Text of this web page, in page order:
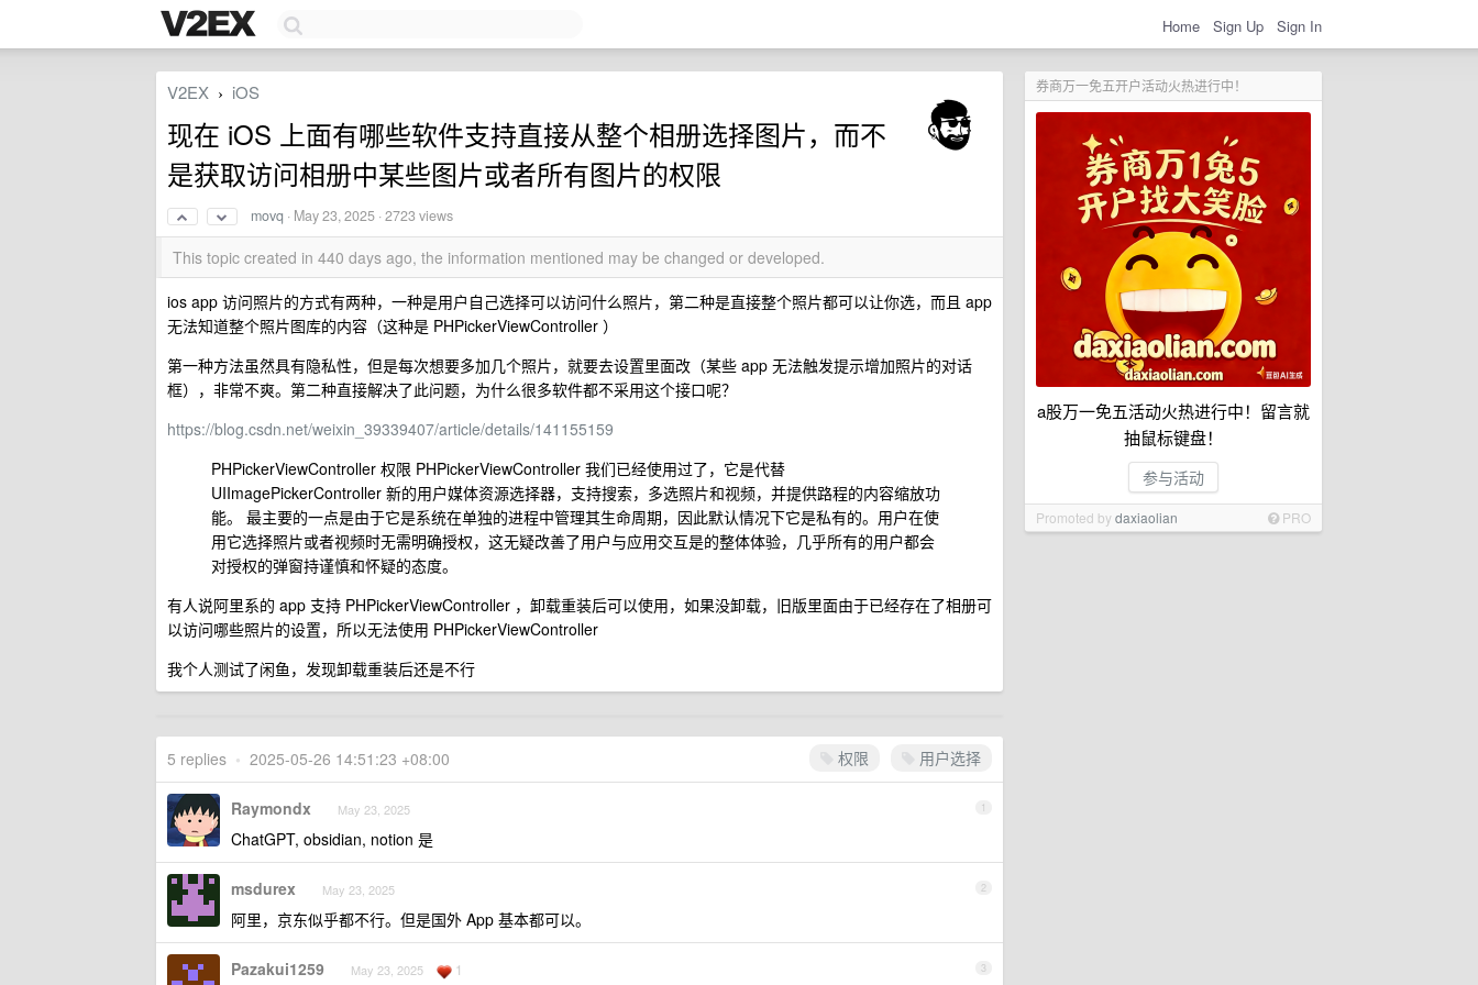
Home Sign Up Sign In
券商万一免五开户活动火热进行中！
a股万一免五活动火热进行中！留言就
抽鼠标键盘！
参与活动
Promoted bydaxiaolian PRO
V2EX › iOS
现在 iOS 上面有哪些软件支持直接从整个相册选择图片，而不
是获取访问相册中某些图片或者所有图片的权限
movq · May 23, 2025 · 2723 views
This topic created in 440 days ago, the information mentioned may be changed or developed.
ios app 访问照片的方式有两种，一种是用户自己选择可以访问什么照片，第二种是直接整个照片都可以让你选，而且 app
无法知道整个照片图库的内容（这种是 PHPickerViewController ）
第一种方法虽然具有隐私性，但是每次想要多加几个照片，就要去设置里面改（某些 app 无法触发提示增加照片的对话
框），非常不爽。第二种直接解决了此问题，为什么很多软件都不采用这个接口呢？
https://blog.csdn.net/weixin_39339407/article/details/141155159
PHPickerViewController 权限 PHPickerViewController 我们已经使用过了，它是代替
UIImagePickerController 新的用户媒体资源选择器，支持搜索，多选照片和视频，并提供路程的内容缩放功
能。 最主要的一点是由于它是系统在单独的进程中管理其生命周期，因此默认情况下它是私有的。用户在使
用它选择照片或者视频时无需明确授权，这无疑改善了用户与应用交互是的整体体验，几乎所有的用户都会
对授权的弹窗持谨慎和怀疑的态度。
有人说阿里系的 app 支持 PHPickerViewController ，卸载重装后可以使用，如果没卸载，旧版里面由于已经存在了相册可
以访问哪些照片的设置，所以无法使用 PHPickerViewController
我个人测试了闲鱼，发现卸载重装后还是不行
权限 用户选择
5 replies • 2025-05-26 14:51:23 +08:00
1
Raymondx May 23, 2025
ChatGPT, obsidian, notion 是
2
msdurex May 23, 2025
阿里，京东似乎都不行。但是国外 App 基本都可以。
3
Pazakui1259 May 23, 2025 1